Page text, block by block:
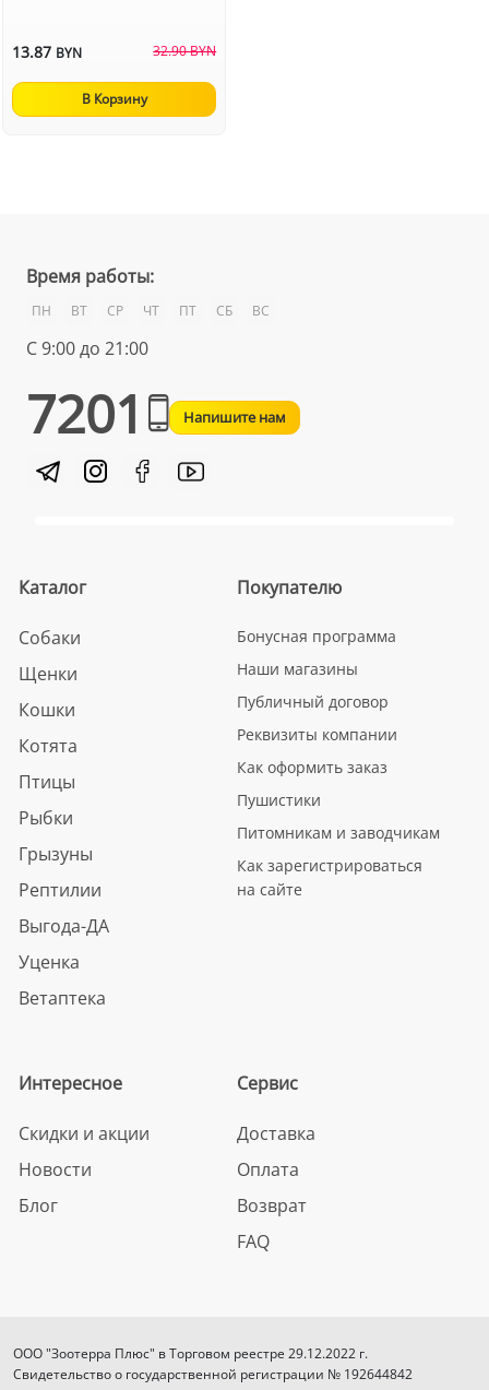
13.87 BYN 32.90 BYN
В Корзину
Время работы:
ПН ВТ СР ЧТ ПТ СБ ВС
С 9:00 до 21:00
7201 Напишите нам
Каталог
Собаки
Щенки
Кошки
Котята
Птицы
Рыбки
Грызуны
Рептилии
Выгода-ДА
Уценка
Ветаптека
Покупателю
Бонусная программа
Наши магазины
Публичный договор
Реквизиты компании
Как оформить заказ
Пушистики
Питомникам и заводчикам
Как зарегистрироваться
на сайте
Интересное
Скидки и акции
Новости
Блог
Сервис
Доставка
Оплата
Возврат
FAQ
ООО "Зоотерра Плюс" в Торговом реестре 29.12.2022 г.
Свидетельство о государственной регистрации № 192644842